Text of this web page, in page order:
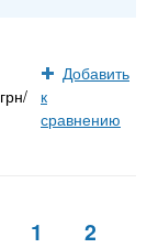
Добавить
к
сравнению
1
2